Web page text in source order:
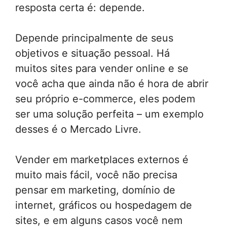
resposta certa é: depende.
Depende principalmente de seus
objetivos e situação pessoal. Há
muitos sites para vender online e se
você acha que ainda não é hora de abrir
seu próprio e-commerce, eles podem
ser uma solução perfeita – um exemplo
desses é o Mercado Livre.
Vender em marketplaces externos é
muito mais fácil, você não precisa
pensar em marketing, domínio de
internet, gráficos ou hospedagem de
sites, e em alguns casos você nem